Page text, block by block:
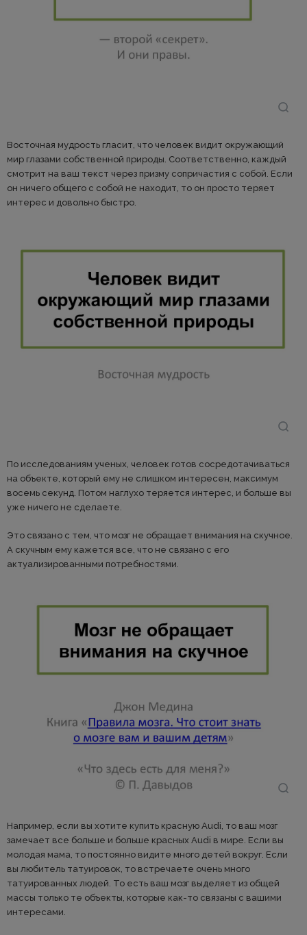
Восточная мудрость гласит, что человек видит окружающий
мир глазами собственной природы. Соответственно, каждый
смотрит на ваш текст через призму сопричастия с собой. Если
он ничего общего с собой не находит, то он просто теряет
интерес и довольно быстро.
По исследованиям ученых, человек готов сосредотачиваться
на объекте, который ему не слишком интересен, максимум
восемь секунд. Потом наглухо теряется интерес, и больше вы
уже ничего не сделаете.
Это связано с тем, что мозг не обращает внимания на скучное.
А скучным ему кажется все, что не связано с его
актуализированными потребностями.
Например, если вы хотите купить красную Audi, то ваш мозг
замечает все больше и больше красных Audi в мире. Если вы
молодая мама, то постоянно видите много детей вокруг. Если
вы любитель татуировок, то встречаете очень много
татуированных людей. То есть ваш мозг выделяет из общей
массы только те объекты, которые как-то связаны с вашими
интересами.